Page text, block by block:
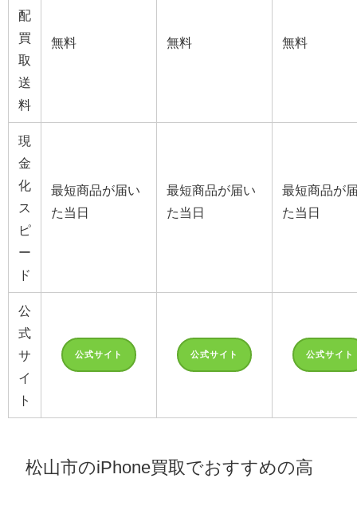
配
買
取
送
料
無料 無料 無料
現
金
化
ス
ピ
ー
ド
最短商品が届い
た当日
最短商品が届い
た当日
最短商品が
た当日
公
式
サ
イ
ト
公式サイト 公式サイト 公式サイト
松山市のiPhone買取でおすすめの高